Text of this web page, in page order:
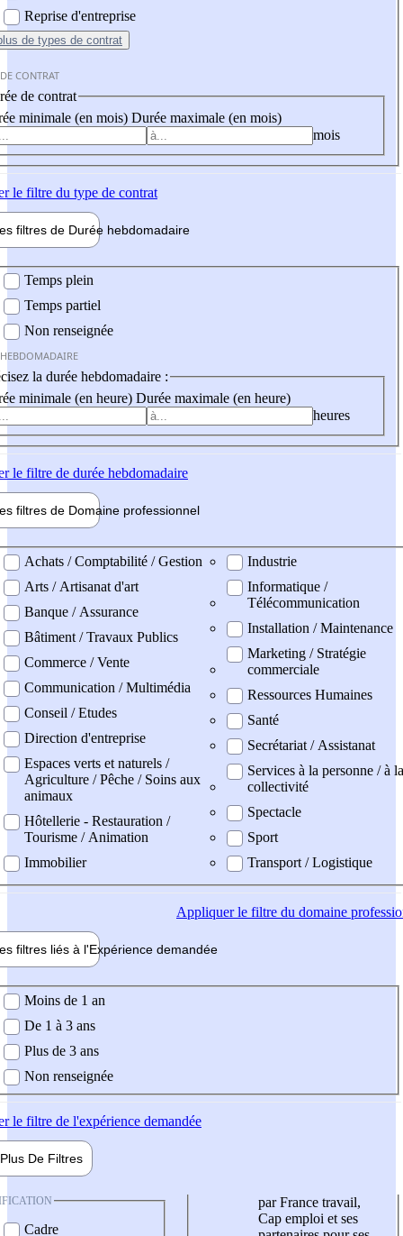
Reprise d'entreprise
de types de contrat
CONTRAT
de contrat
minimale (en mois) Durée maximale (en mois)
mois
le filtre du type de contrat
filtres de Durée hebdomadaire
Temps plein
Temps partiel
Non renseignée
la durée hebdomadaire :
minimale (en heure) Durée maximale (en heure)
heures
le filtre de durée hebdomadaire
filtres de Domaine professionnel
professionel
Achats / Comptabilité / Gestion
Arts / Artisanat d'art
Banque / Assurance
Bâtiment / Travaux Publics
Commerce / Vente
Communication / Multimédia
Conseil / Etudes
Direction d'entreprise
Espaces verts et naturels /
Agriculture / Pêche / Soins aux
animaux
Hôtellerie - Restauration /
Tourisme / Animation
Immobilier
Industrie
Informatique /
Télécommunication
Installation / Maintenance
Marketing / Stratégie
commerciale
Ressources Humaines
Santé
Secrétariat / Assistanat
Services à la personne / à la
collectivité
Spectacle
Sport
Transport / Logistique
Appliquerle filtre du domaine
filtres liés à l'Expérience demandée
demandée
Moins de 1 an
De 1 à 3 ans
Plus de 3 ans
Non renseignée
le filtre de l'expérience demandée
Plus De Filtres
Cadre
par France travail,
Cap emploi et ses